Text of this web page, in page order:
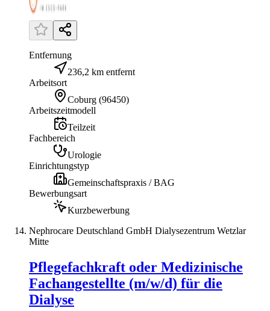
Entfernung
236,2 km entfernt
Arbeitsort
Coburg (96450)
Arbeitszeitmodell
Teilzeit
Fachbereich
Urologie
Einrichtungstyp
Gemeinschaftspraxis / BAG
Bewerbungsart
Kurzbewerbung
Nephrocare Deutschland GmbH Dialysezentrum Wetzlar
Mitte
Pflegefachkraft oder Medizinische
Fachangestellte (m/w/d) für die
Dialyse